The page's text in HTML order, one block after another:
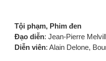
Tội phạm, Phim đen
Đạo diễn: Jean-Pierre
Diễn viên: Alain Delone,